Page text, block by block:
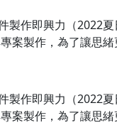
作即興力（2022
製作，為了讓思
作即興力（2022
製作，為了讓思